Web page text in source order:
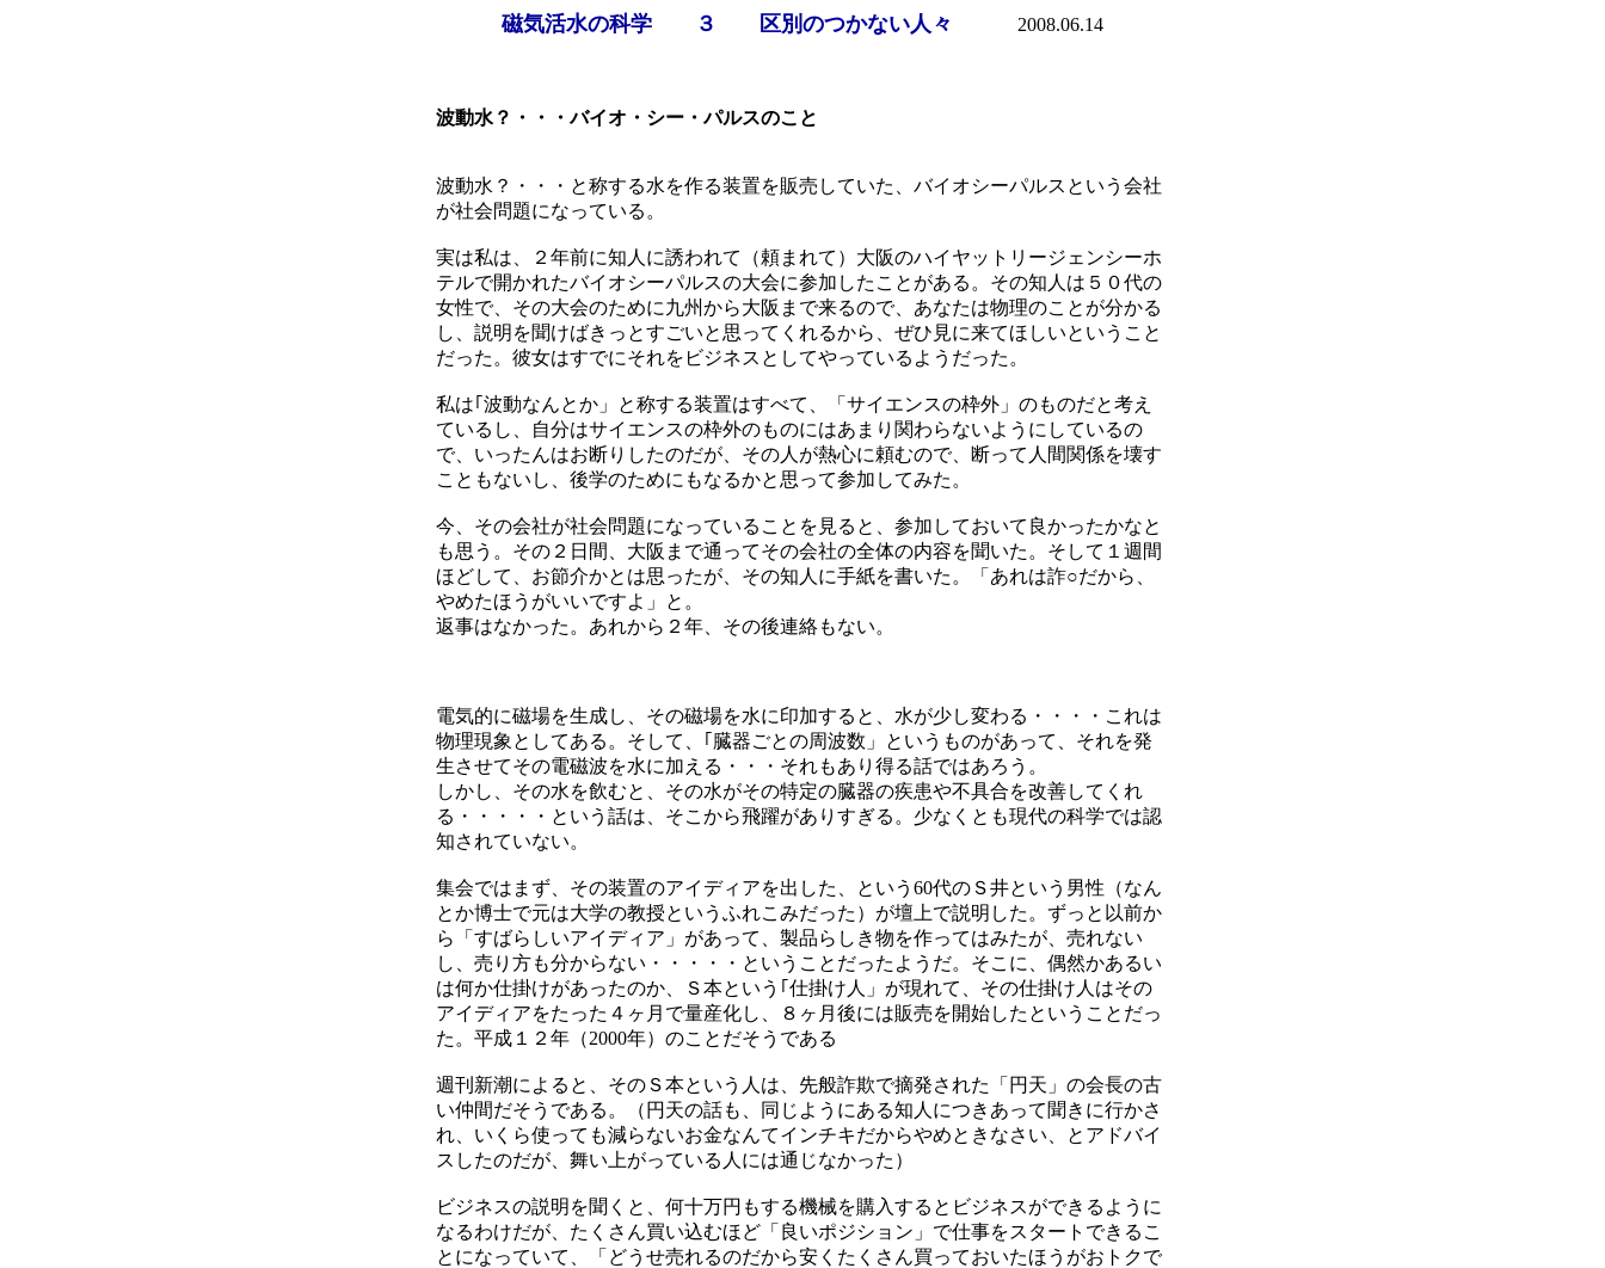
磁気活水の科学 ３ 区別のつかない人々 2008.06.14
波動水？・・・バイオ・シー・パルスのこと
波動水？・・・と称する水を作る装置を販売していた、バイオシーパルスという会社
が社会問題になっている。
実は私は、２年前に知人に誘われて（頼まれて）大阪のハイヤットリージェンシーホ
テルで開かれたバイオシーパルスの大会に参加したことがある。その知人は５０代の
女性で、その大会のために九州から大阪まで来るので、あなたは物理のことが分かる
し、説明を聞けばきっとすごいと思ってくれるから、ぜひ見に来てほしいということ
だった。彼女はすでにそれをビジネスとしてやっているようだった。
私は｢波動なんとか」と称する装置はすべて、「サイエンスの枠外」のものだと考え
ているし、自分はサイエンスの枠外のものにはあまり関わらないようにしているの
で、いったんはお断りしたのだが、その人が熱心に頼むので、断って人間関係を壊す
こともないし、後学のためにもなるかと思って参加してみた。
今、その会社が社会問題になっていることを見ると、参加しておいて良かったかなと
も思う。その２日間、大阪まで通ってその会社の全体の内容を聞いた。そして１週間
ほどして、お節介かとは思ったが、その知人に手紙を書いた。「あれは詐○だから、
やめたほうがいいですよ」と。
返事はなかった。あれから２年、その後連絡もない。
電気的に磁場を生成し、その磁場を水に印加すると、水が少し変わる・・・・これは
物理現象としてある。そして、｢臓器ごとの周波数」というものがあって、それを発
生させてその電磁波を水に加える・・・それもあり得る話ではあろう。
しかし、その水を飲むと、その水がその特定の臓器の疾患や不具合を改善してくれ
る・・・・・という話は、そこから飛躍がありすぎる。少なくとも現代の科学では認
知されていない。
集会ではまず、その装置のアイディアを出した、という60代のＳ井という男性（なん
とか博士で元は大学の教授というふれこみだった）が壇上で説明した。ずっと以前か
ら「すばらしいアイディア」があって、製品らしき物を作ってはみたが、売れない
し、売り方も分からない・・・・・ということだったようだ。そこに、偶然かあるい
は何か仕掛けがあったのか、Ｓ本という｢仕掛け人」が現れて、その仕掛け人はその
アイディアをたった４ヶ月で量産化し、８ヶ月後には販売を開始したということだっ
た。平成１２年（2000年）のことだそうである
週刊新潮によると、そのＳ本という人は、先般詐欺で摘発された「円天」の会長の古
い仲間だそうである。（円天の話も、同じようにある知人につきあって聞きに行かさ
れ、いくら使っても減らないお金なんてインチキだからやめときなさい、とアドバイ
スしたのだが、舞い上がっている人には通じなかった）
ビジネスの説明を聞くと、何十万円もする機械を購入するとビジネスができるように
なるわけだが、たくさん買い込むほど「良いポジション」で仕事をスタートできるこ
とになっていて、「どうせ売れるのだから安くたくさん買っておいたほうがおトクで